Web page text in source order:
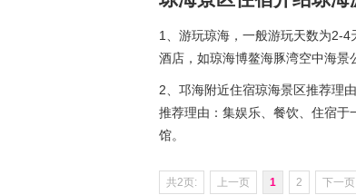
1、游玩琼海，一般游玩天数为2-
酒店，如琼海博鳌海豚湾空中海景
2、邛海附近住宿琼海景区推荐理
推荐理由：集娱乐、餐饮、住宿
馆。
共2页: 上一页 1 2 下一页